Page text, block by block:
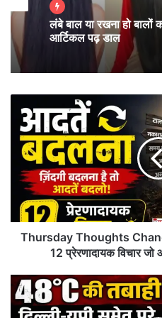
लंबे बाल या रखना हो बालों
आर्टिकल पढ़ डाल
Thoughts
Changing
Habits
आदतें
बदलने
12
प्रेरणादायक
आपकी
जिंदगी
बदल
Thursday Thoughts
12 प्रेरणादायक विचार
North
India
Heat